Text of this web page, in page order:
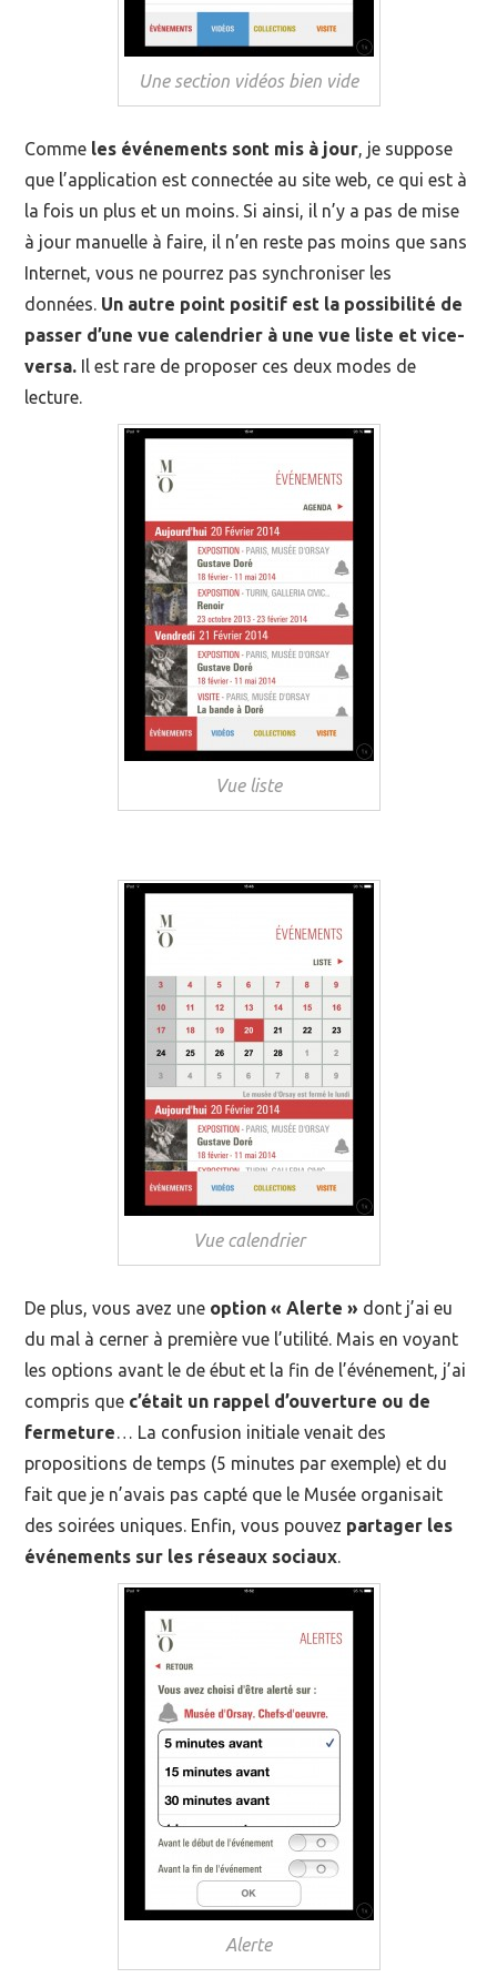
Une section vidéos bien vide
Comme les événements sont mis à jour, je suppose
que l’application est connectée au site web, ce qui est à
la fois un plus et un moins. Si ainsi, il n’y a pas de mise
à jour manuelle à faire, il n’en reste pas moins que sans
Internet, vous ne pourrez pas synchroniser les
données. Un autre point positif est la possibilité de
passer d’une vue calendrier à une vue liste et vice-
versa. Il est rare de proposer ces deux modes de
lecture.
Vue liste
Vue calendrier
De plus, vous avez une option « Alerte » dont j’ai eu
du mal à cerner à première vue l’utilité. Mais en voyant
les options avant le de ébut et la fin de l’événement, j’ai
compris que c’était un rappel d’ouverture ou de
fermeture… La confusion initiale venait des
propositions de temps (5 minutes par exemple) et du
fait que je n’avais pas capté que le Musée organisait
des soirées uniques. Enfin, vous pouvez partager les
événements sur les réseaux sociaux.
Alerte